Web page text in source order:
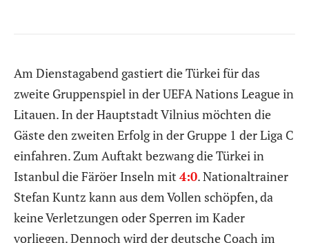
Am Dienstagabend gastiert die Türkei für das
zweite Gruppenspiel in der UEFA Nations League in
Litauen. In der Hauptstadt Vilnius möchten die
Gäste den zweiten Erfolg in der Gruppe 1 der Liga C
einfahren. Zum Auftakt bezwang die Türkei in
Istanbul die Färöer Inseln mit 4:0. Nationaltrainer
Stefan Kuntz kann aus dem Vollen schöpfen, da
keine Verletzungen oder Sperren im Kader
vorliegen. Dennoch wird der deutsche Coach im